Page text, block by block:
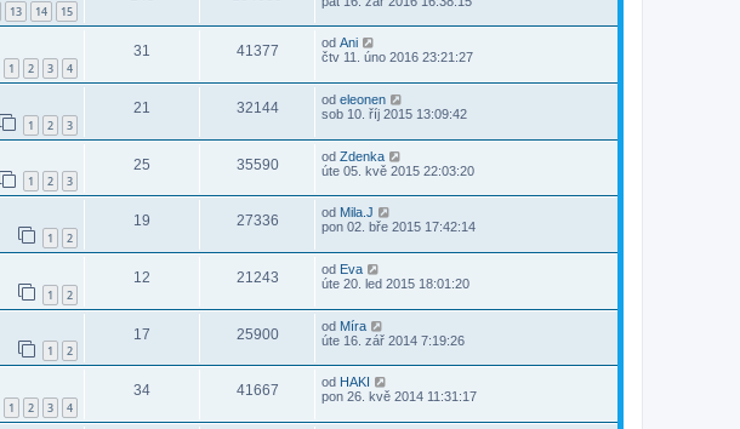
13 14 15
1 2 3 4
31 41377 od Ani
čtv 11. úno 2016 23:21:27
1 2 3
21 32144 od eleonen
sob 10. říj 2015 13:09:42
1 2 3
25 35590 od Zdenka
úte 05. kvě 2015 22:03:20
1 2
19 27336 od Mila.J
pon 02. bře 2015 17:42:14
1 2
12 21243 od Eva
úte 20. led 2015 18:01:20
1 2
17 25900 od Míra
úte 16. zář 2014 7:19:26
1 2 3 4
34 41667 od HAKI
pon 26. kvě 2014 11:31:17